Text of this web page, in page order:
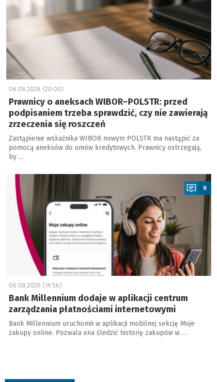
06.08.2026 (20:00)
Prawnicy o aneksach WIBOR–POLSTR: przed
podpisaniem trzeba sprawdzić, czy nie zawierają
zrzeczenia się roszczeń
Zastąpienie wskaźnika WIBOR nowym POLSTR ma nastąpić za
pomocą aneksów do umów kredytowych. Prawnicy ostrzegają,
by …
0
06.08.2026 (19:56)
Bank Millennium dodaje w aplikacji centrum
zarządzania płatnościami internetowymi
Bank Millennium uruchomił w aplikacji mobilnej sekcję Moje
zakupy online. Pozwala ona śledzić historię zakupów w …